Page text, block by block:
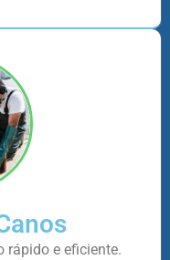
rápido e eficiente.